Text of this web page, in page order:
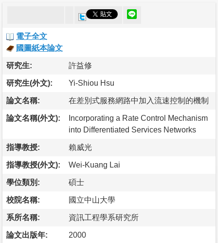
電子全文
國圖紙本論文
研究生: 許益修
研究生(外文): Yi-Shiou Hsu
論文名稱: 在差別式服務網路中加入流速控制的機制
論文名稱(外文):
Incorporating a Rate Control Mechanism
into Differentiated Services Networks
指導教授: 賴威光
指導教授(外文): Wei-Kuang Lai
學位類別: 碩士
校院名稱: 國立中山大學
系所名稱: 資訊工程學系研究所
論文出版年: 2000